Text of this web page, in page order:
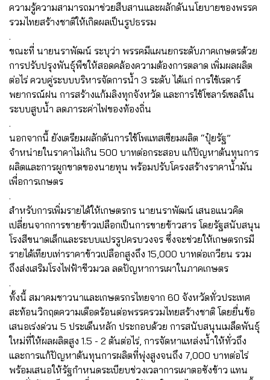
ความรู้ความสามารถมาช่วยสืบสานและผลักดันนโยบายของพรรค
รวมไทยสร้างชาติให้เกิดผลเป็นรูปธรรม
.
ขณะที่ นายนราพัฒน์ ระบุว่า พรรคมีแผนยกระดับภาคเกษตรด้วย
การปรับปรุงพันธุ์พืชให้สอดคล้องความต้องการตลาด เพิ่มผลผลิต
ต่อไร่ ควบคู่ระบบบริหารจัดการน้ำ 3 ระดับ ได้แก่ การใช้เรดาร์
พยากรณ์ฝน การสร้างแก้มลิงทุกจังหวัด และการใช้โซลาร์เซลล์ใน
ระบบสูบน้ำ ลดภาระค่าไฟของท้องถิ่น
.
นอกจากนี้ ยังเตรียมผลักดันการใช้โพแทสเซียมผลิต “ปุ๋ยรัฐ”
จำหน่ายในราคาไม่เกิน 500 บาทต่อกระสอบ แก้ปัญหาต้นทุนการ
ผลิตและการผูกขาดของนายทุน พร้อมปรับโครงสร้างราคาน้ำมัน
เพื่อการเกษตร
.
สำหรับการเพิ่มรายได้ให้เกษตรกร นายนราพัฒน์ เสนอแนวคิด
เปลี่ยนจากการขายข้าวเปลือกเป็นการขายข้าวสาร โดยรัฐสนับสนุน
โรงสีขนาดเล็กและระบบแปรรูปครบวงจร ซึ่งจะช่วยให้เกษตรกรมี
รายได้เทียบเท่าราคาข้าวเปลือกสูงถึง 15,000 บาทต่อเกวียน รวม
ถึงส่งเสริมโรงไฟฟ้าชีวมวล ลดปัญหาการเผาในภาคเกษตร
.
ทั้งนี้ สมาคมชาวนาและเกษตรกรไทยจาก 60 จังหวัดทั่วประเทศ
สะท้อนวิกฤตความเดือดร้อนต่อพรรครวมไทยสร้างชาติ โดยยื่นข้อ
เสนอเร่งด่วน 5 ประเด็นหลัก ประกอบด้วย การสนับสนุนเมล็ดพันธุ์
ใหม่ที่ให้ผลผลิตสูง 1.5 - 2 ตันต่อไร่, การจัดหาแหล่งน้ำให้ทั่วถึง
และการแก้ปัญหาต้นทุนการผลิตที่พุ่งสูงจนถึง 7,000 บาทต่อไร่
พร้อมเสนอให้รัฐกำหนดระเบียบช่วงเวลาการเผาตอซังข้าว แทน